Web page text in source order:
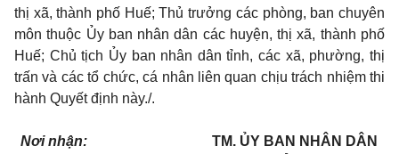
thị xã, thành phố Huế; Thủ trưởng các phòng, ban chuyên
môn thuộc Ủy ban nhân dân các huyện, thị xã, thành phố
Huế; Chủ tịch Ủy ban nhân dân tỉnh, các xã, phường, thị
trấn và các tổ chức, cá nhân liên quan chịu trách nhiệm thi
hành Quyết định này./.
Nơi nhận:
TM. ỦY BAN NHÂN DÂN